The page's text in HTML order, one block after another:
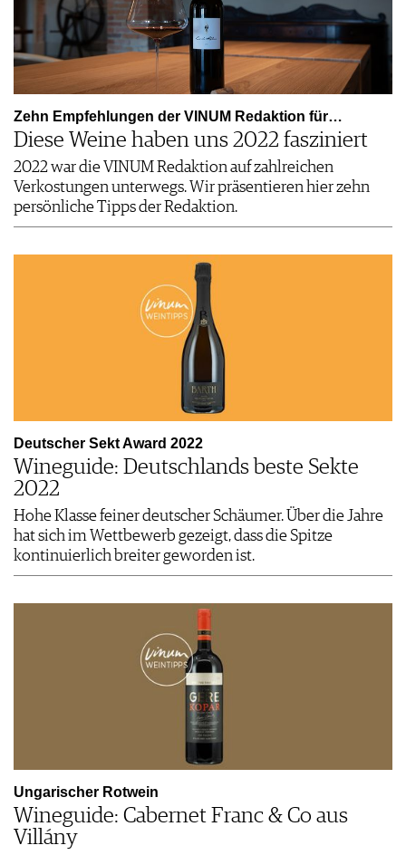
Zehn Empfehlungen der VINUM Redaktion für…
Diese Weine haben uns 2022 fasziniert
2022 war die VINUM Redaktion auf zahlreichen
Verkostungen unterwegs. Wir präsentieren hier zehn
persönliche Tipps der Redaktion.
Deutscher Sekt Award 2022
Wineguide: Deutschlands beste Sekte
2022
Hohe Klasse feiner deutscher Schäumer. Über die Jahre
hat sich im Wettbewerb gezeigt, dass die Spitze
kontinuierlich breiter geworden ist.
Ungarischer Rotwein
Wineguide: Cabernet Franc & Co aus
Villány